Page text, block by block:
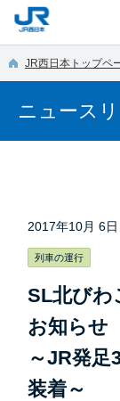
JR西日本トップペ
ニュース
2017年10月 6日
列車の運行
SL北び
お知らせ
～JR発足
装着～